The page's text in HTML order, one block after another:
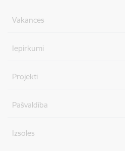
Vakances
Iepirkumi
Projekti
Pašvaldība
Izsoles